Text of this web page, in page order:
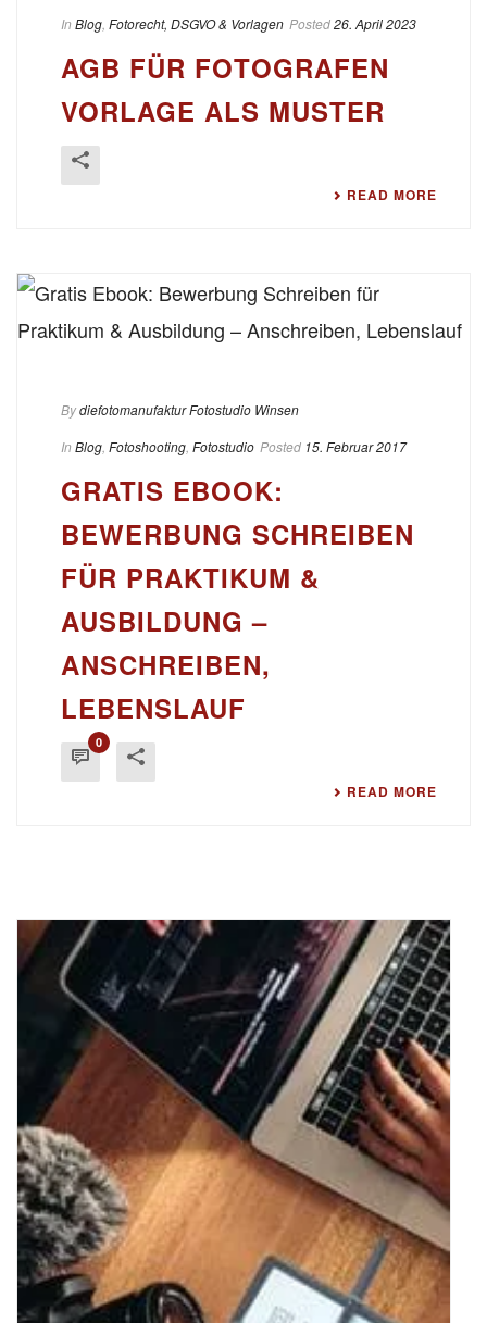
In Blog Fotorecht, DSGVO & Vorlagen Posted26. April 2023
AGB FÜR FOTOGRAFEN
VORLAGE ALS MUSTER
READ MORE
Bydiefotomanufaktur Fotostudio Winsen
In Blog Fotoshooting Fotostudio Posted 15. Februar 2017
GRATIS EBOOK:
BEWERBUNG SCHREIBEN
FÜR PRAKTIKUM &
AUSBILDUNG –
ANSCHREIBEN,
LEBENSLAUF
0
READ MORE